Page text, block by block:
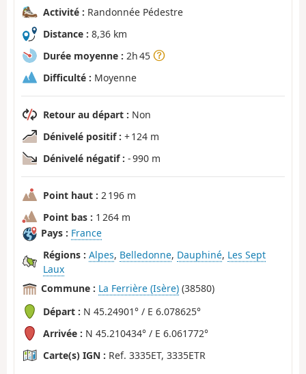
Activité : Randonnée Pédestre
Distance : 8,36 km
Durée moyenne : 2h 45
Difficulté : Moyenne
Retour au départ : Non
Dénivelé positif : + 124 m
Dénivelé négatif : - 990 m
Point haut : 2 196 m
Point bas : 1 264 m
Pays : France
Régions : Alpes, Belledonne, Dauphiné, Les Sept
Laux
Commune : La Ferrière (Isère) (38580)
Départ : N 45.24901° / E 6.078625°
Arrivée : N 45.210434° / E 6.061772°
Carte(s) IGN : Ref. 3335ET, 3335ETR